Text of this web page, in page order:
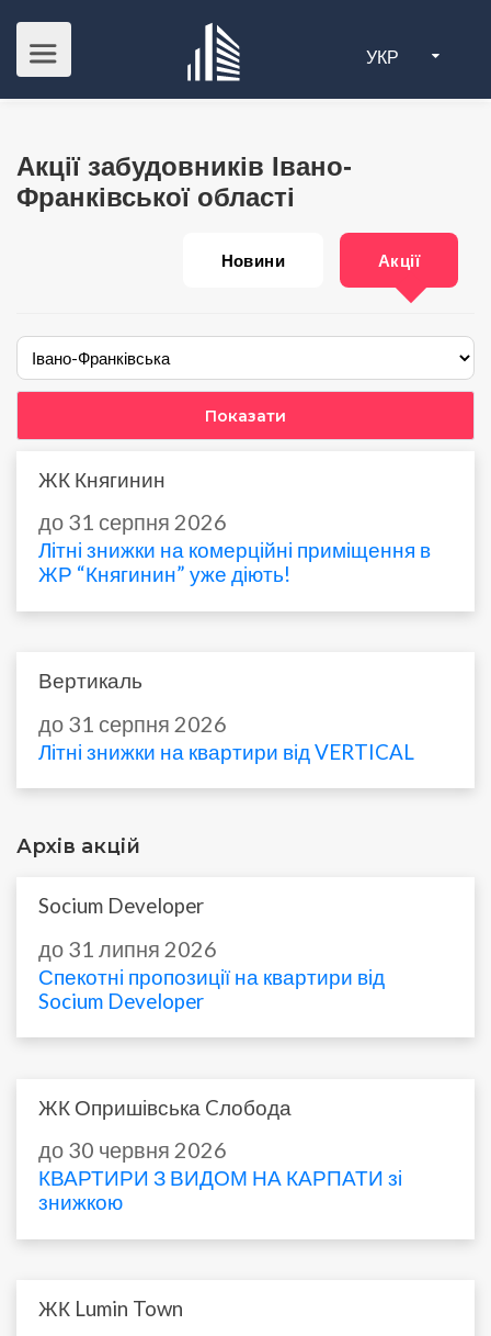
УКР
Акції забудовників Iвано-
Франкiвської області
Новини Акції
ЖК Княгинин
до 31 серпня 2026
Літні знижки на комерційні приміщення в
ЖР “Княгинин” уже діють!
Вертикаль
до 31 серпня 2026
Літні знижки на квартири від VERTICAL
Архів акцій
Socium Developer
до 31 липня 2026
Спекотні пропозиції на квартири від
Socium Developer
ЖК Опришівська Cлобода
до 30 червня 2026
КВАРТИРИ З ВИДОМ НА КАРПАТИ зі
знижкою
ЖК Lumin Town